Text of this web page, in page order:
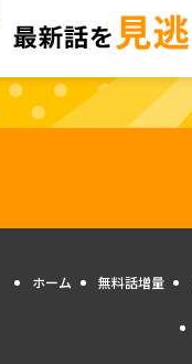
ホーム 無料話増量